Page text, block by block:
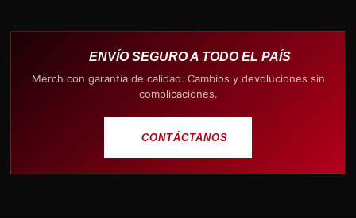
ENVÍO SEGURO A TODO EL PAÍS
Merch con garantía de calidad. Cambios y devoluciones sin
complicaciones.
CONTÁCTANOS